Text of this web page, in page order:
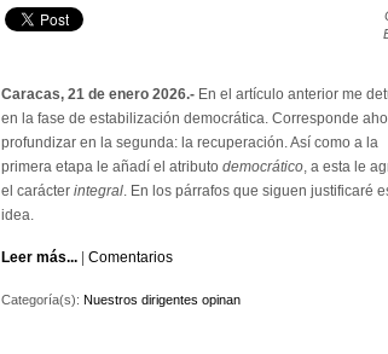
Caracas, 21 de enero 2026.- En el artículo anterior me
en la fase de estabilización democrática. Corresponde
profundizar en la segunda: la recuperación. Así como a la
primera etapa le añadí el atributo democrático, a esta le
el carácter integral. En los párrafos que siguen justificaré
idea.
Leer más... Comentarios
Categoría(s): Nuestros dirigentes opinan